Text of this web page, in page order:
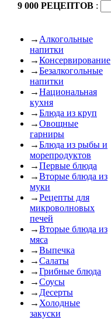
9 000 РЕЦЕПТОВ :
→ Алкогольные
напитки
→Консервирование
→Безалкогольные
напитки
→Национальная
кухня
→Блюда из круп
→Овощные
гарниры
→Блюда из рыбы и
морепродуктов
→Первые блюда
→Вторые блюда из
муки
→Рецепты для
микроволновых
печей
→Вторые блюда из
мяса
→Выпечка
→Салаты
→Грибные блюда
→Соусы
→ Десерты
→ Холодные
закуски